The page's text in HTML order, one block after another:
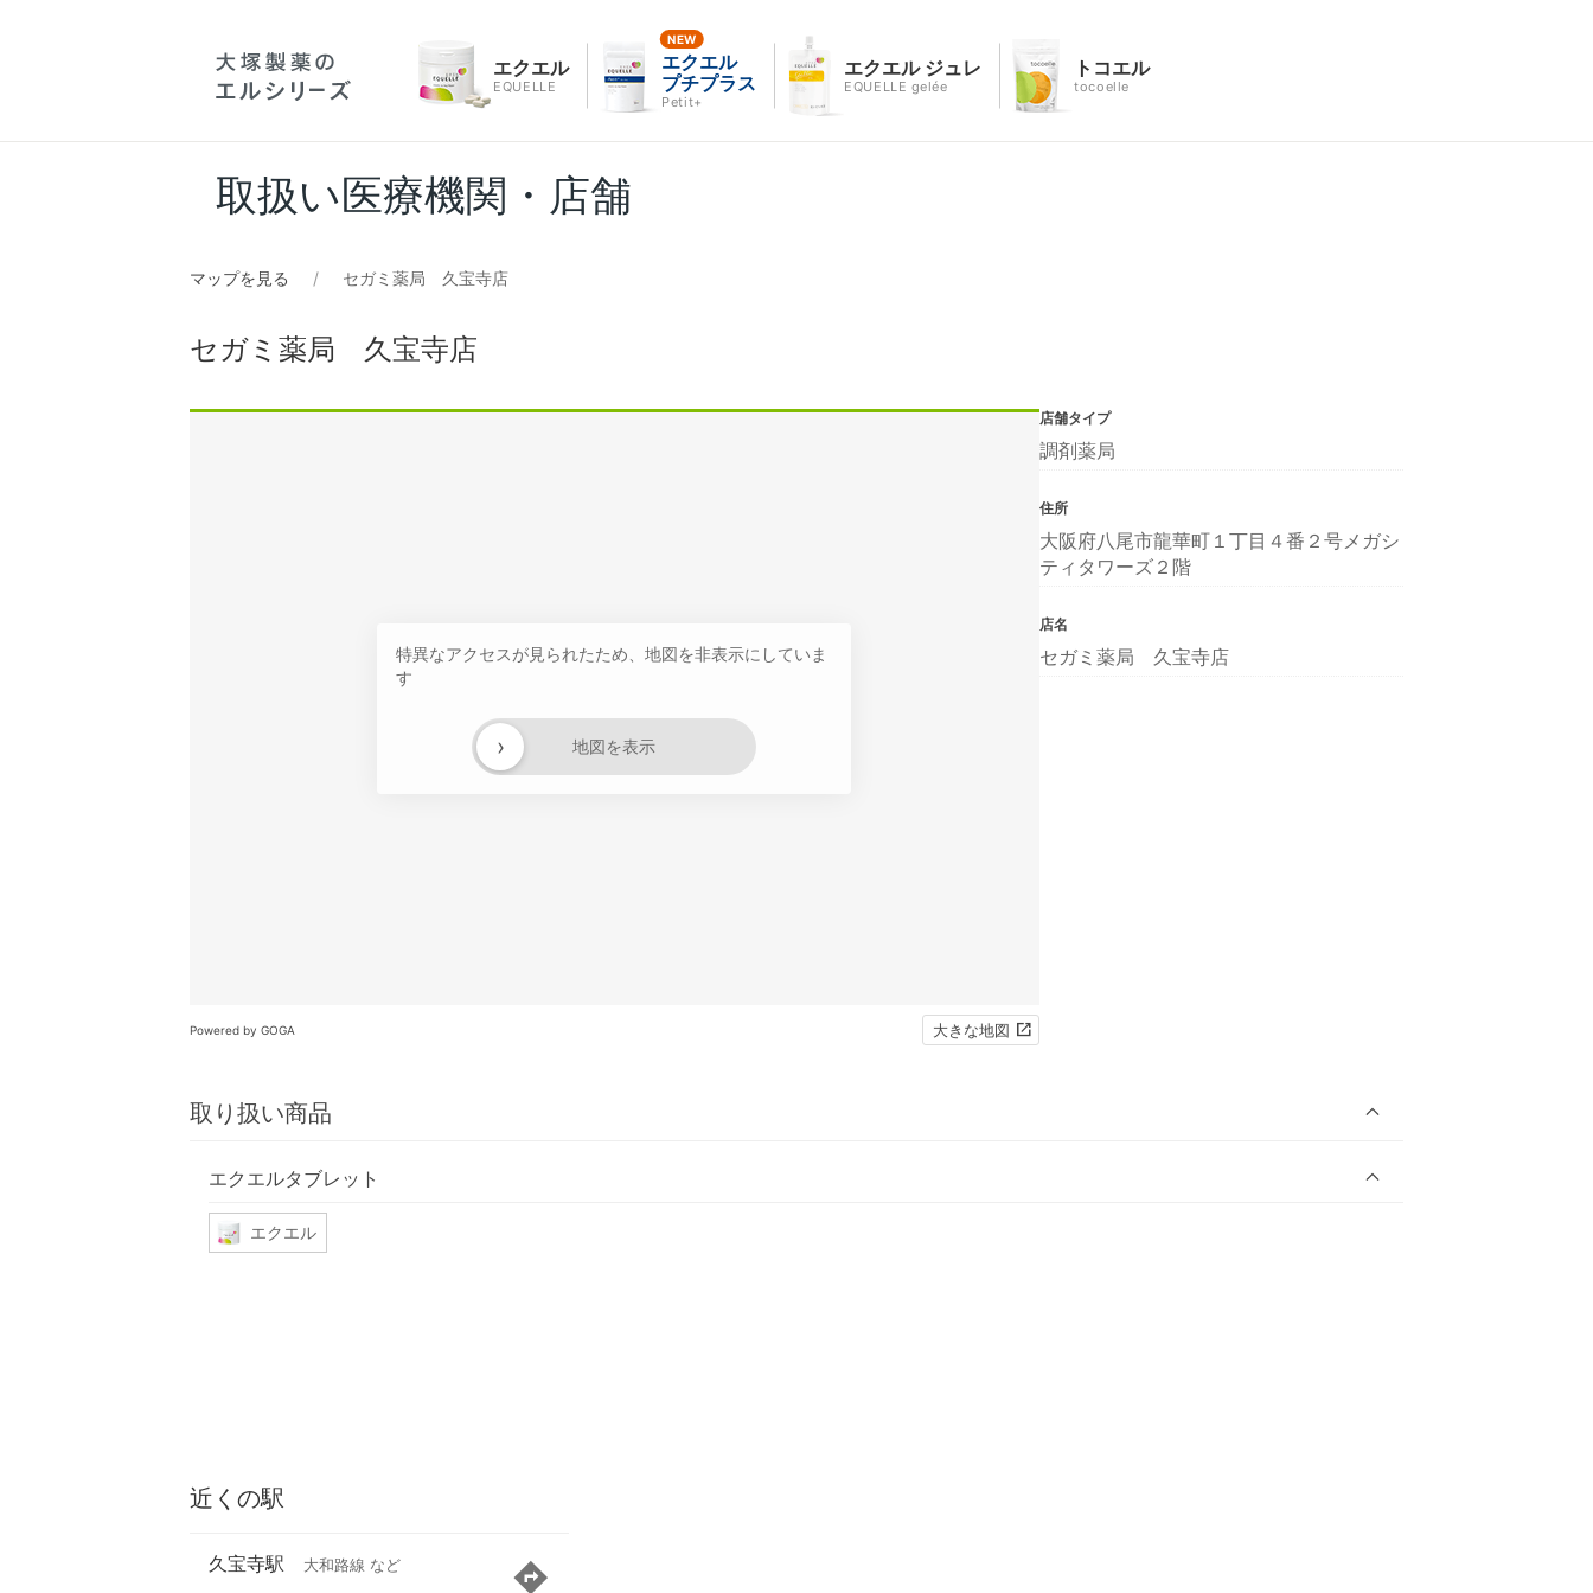
エクエル
EQUELLE
エクエル
プチプラス
Petit+
エクエル ジュレ
EQUELLE gelée
トコエル
tocoelle
取扱い医療機関・店舗
マップを見る セガミ薬局 久宝寺店
セガミ薬局 久宝寺店
特異なアクセスが見られたため、地図を非表示にしていま
す
地図を表示
›
Powered by GOGA 大きな地図
取り扱い商品
エクエルタブレット
エクエル
店舗タイプ
調剤薬局
住所
大阪府八尾市龍華町１丁目４番２号メガシ
ティタワーズ２階
店名
セガミ薬局 久宝寺店
近くの駅
久宝寺駅 大和路線 など